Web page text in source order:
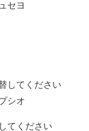
セヨ
してください
シオ
てください